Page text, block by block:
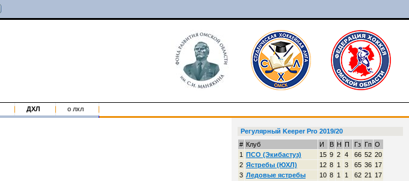
ДХЛ о лхл
Регулярный Keeper Pro 2019/20
# Клуб И В Н П Гз Гп О
1 ПСО (Экибастуз) 15 9 2 4 66 52 20
2 Ястребы (ЮХЛ) 12 8 1 3 65 36 17
3 Ледовые ястребы 10 8 1 1 62 21
17